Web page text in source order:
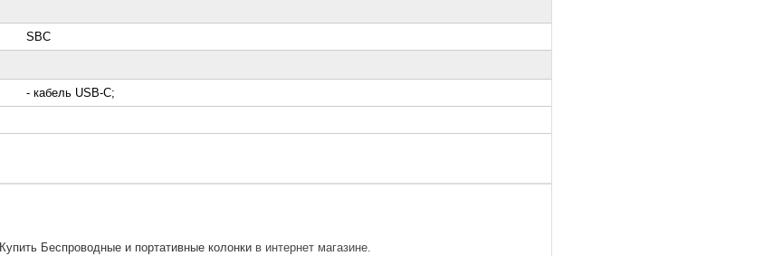
SBC
- кабель USB-C;
Купить Беспроводные и портативные колонки в интернет магазине.